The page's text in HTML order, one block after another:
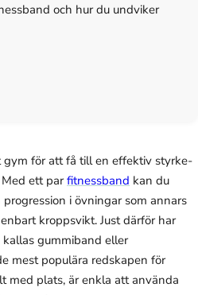
och hur du undviker
för att få till en effektiv styrke-
ett parfitnessband kan du
i övningar som annars
kroppsvikt. Just därför har
kallas gummiband eller
mest populära redskapen för
med plats, är enkla att använda